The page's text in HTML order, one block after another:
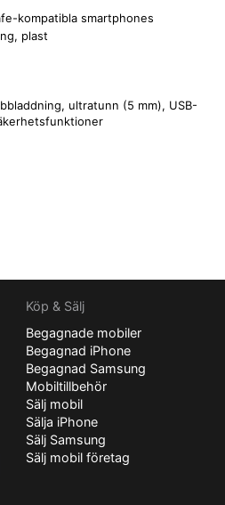
kompatibla smartphones
plast
ultratunn (5 mm), USB-
Köp & Sälj
Begagnade mobiler
Begagnad iPhone
Begagnad Samsung
Mobiltillbehör
Sälj mobil
Sälja iPhone
Sälj Samsung
Sälj mobil företag